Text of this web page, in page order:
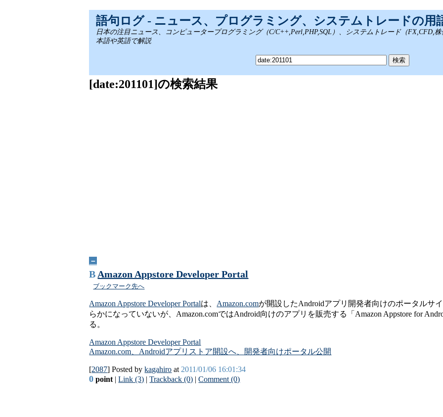
語句ログ - ニュース、プログラミング、システムトレードの用
日本の注目ニュース、コンピュータープログラミング（C/C++,Perl,PHP,SQL）、システムトレード（FX,CFD,
本語や英語で解説
[date:201101]の検索結果
－
B Amazon Appstore Developer Portal
ブックマーク先へ
Amazon Appstore Developer Portalは、 Amazon.comが開設したAndroidアプリ開発者向けのポータルサ
らかになっていないが、Amazon.comではAndroid向けのアプリを販売する「Amazon Appstore for
る。
Amazon Appstore Developer Portal
Amazon.com、Androidアプリストア開設へ、開発者向けポータル公開
[2087] Posted bykagahiro at 2011/01/06 16:01:34
0 point |Link (3) |Trackback (0) |Comment (0)